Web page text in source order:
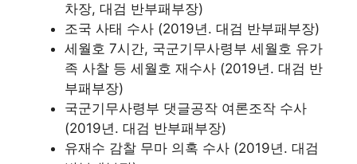
차장, 대검 반부패부장)
조국 사태 수사 (2019년. 대검 반부패부장)
세월호 7시간, 국군기무사령부 세월호 유가
족 사찰 등 세월호 재수사 (2019년. 대검 반
부패부장)
국군기무사령부 댓글공작 여론조작 수사
(2019년. 대검 반부패부장)
유재수 감찰 무마 의혹 수사 (2019년. 대검